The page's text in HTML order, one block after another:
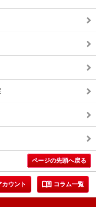
ページの先頭へ戻る
カウント menu_book コラム一覧